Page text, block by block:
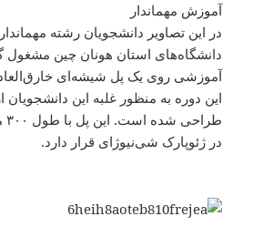
آموزش مهماندار
در این تصاویر دانشجویان رشته‌
دانشگاه‌های استان هونان چین مشغول
آموزشی روی یک پل شیشه‌ای
این دوره به منظور غلبه این دانشجویان
در ژئوپارک شی‌نیوژای قرار دارد.